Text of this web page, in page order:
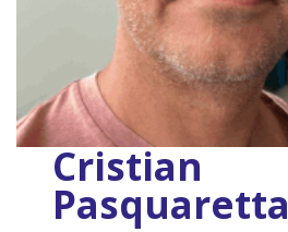
Cristian
Pasquaretta